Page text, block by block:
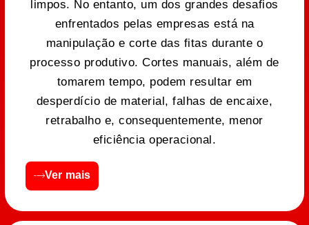
limpos. No entanto, um dos grandes desafios
enfrentados pelas empresas está na
manipulação e corte das fitas durante o
processo produtivo. Cortes manuais, além de
tomarem tempo, podem resultar em
desperdício de material, falhas de encaixe,
retrabalho e, consequentemente, menor
eficiência operacional.
Ver mais